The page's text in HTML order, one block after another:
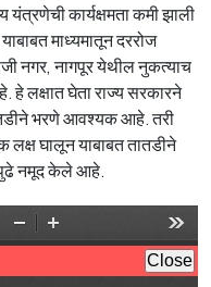
कार्यक्षमता कमी झाली
माध्यमातून दररोज
नगर, नागपूर येथील नुकत्याच
हे लक्षात घेता राज्य सरकारने
भरणे आवश्यक आहे. तरी
लक्ष घालून याबाबत तातडीने
पुढे नमूद केले आहे.